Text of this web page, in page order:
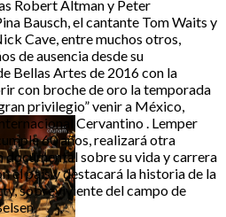
Robert Altman y Peter
Bausch, el cantante Tom Waits y
Cave, entre muchos otros,
de ausencia desde su
Bellas Artes de 2016 con la
con broche de oro la temporada
privilegio” venir a México,
Cervantino . Lemper
60 años, realizará otra
sobre su vida y carrera
el país y destacará la historia de la
sobreviviente del campo de